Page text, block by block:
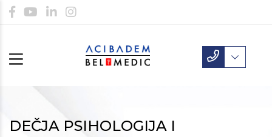
DEČJA PSIHOLOGIJA I